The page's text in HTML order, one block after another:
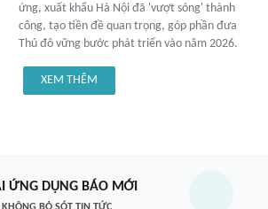
ứng, xuất khẩu Hà Nội đã 'vượt sóng' thành
công, tạo tiền đề quan trọng, góp phần đưa
Thủ đô vững bước phát triển vào năm 2026.
XEM THÊM
ỨNG DỤNG BÁO MỚI